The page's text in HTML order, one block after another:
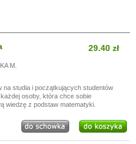
M.
29.40 zł
na studia i początkujących studentów
osoby, która chce sobie
wiedzę z podstaw matematyki.